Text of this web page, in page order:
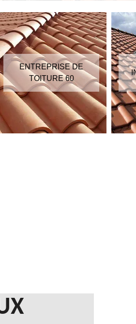
ENTREPRISE DE
TOITURE 60